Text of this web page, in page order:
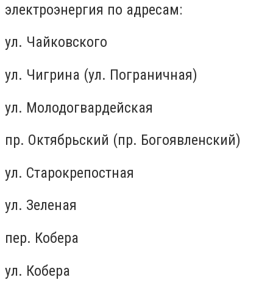
электроэнергия по адресам:
ул. Чайковского
ул. Чигрина (ул. Пограничная)
ул. Молодогвардейская
пр. Октябрьский (пр. Богоявленский)
ул. Старокрепостная
ул. Зеленая
пер. Кобера
ул. Кобера